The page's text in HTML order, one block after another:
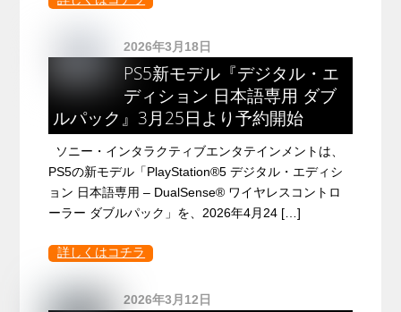
2026年3月18日
PS5新モデル『デジタル・エ
ディション 日本語専用 ダブ
ルパック』3月25日より予約開始
ソニー・インタラクティブエンタテインメントは、
PS5の新モデル「PlayStation®5 デジタル・エディシ
ョン 日本語専用 – DualSense® ワイヤレスコントロ
ーラー ダブルパック」を、2026年4月24 […]
詳しくはコチラ
2026年3月12日